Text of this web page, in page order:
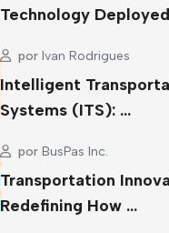
Technology
por Ivan Rodrigues
Intelligent
Systems (ITS): …
por BusPas Inc.
Transportation
Redefining How …